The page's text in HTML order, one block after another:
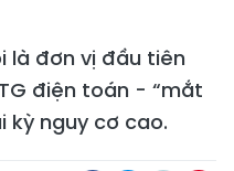
là đơn vị đầu tiên
điện toán - “mắt
kỳ nguy cơ cao.